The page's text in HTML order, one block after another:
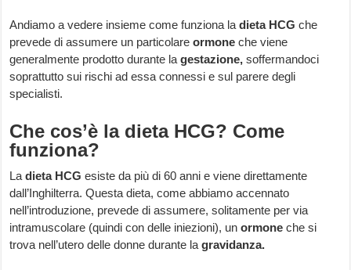
Andiamo a vedere insieme come funziona ladieta HCG che
prevede di assumere un particolareormone che viene
generalmente prodotto durante lagestazione, soffermandoci
soprattutto sui rischi ad essa connessi e sul parere degli
specialisti.
Che cos’è la dieta HCG? Come
funziona?
Ladieta HCG esiste da più di 60 anni e viene direttamente
dall’Inghilterra. Questa dieta, come abbiamo accennato
nell’introduzione, prevede di assumere, solitamente per via
intramuscolare (quindi con delle iniezioni), unormone che si
trova nell’utero delle donne durante lagravidanza.